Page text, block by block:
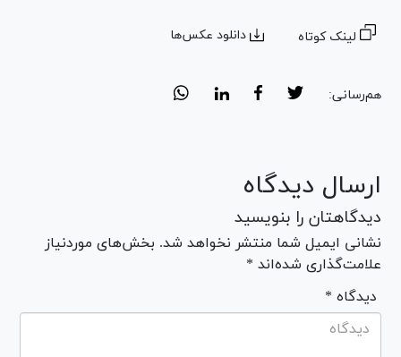
لینک کوتاه دانلود عکس‌ها
هم‌رسانی:
ارسال دیدگاه
دیدگاهتان را بنویسید
نشانی ایمیل شما منتشر نخواهد شد. بخش‌های موردنیاز
علامت‌گذاری شده‌اند *
* دیدگاه